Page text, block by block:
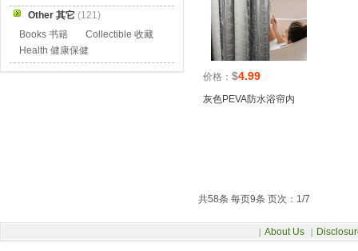
价格： $4.99
灰色PEVA防水浴帘内
共58条 每页9条 页次：1/7
Other 其它 (121)
Books 书籍
Collectible 收藏
Health 健康保健
| About Us |